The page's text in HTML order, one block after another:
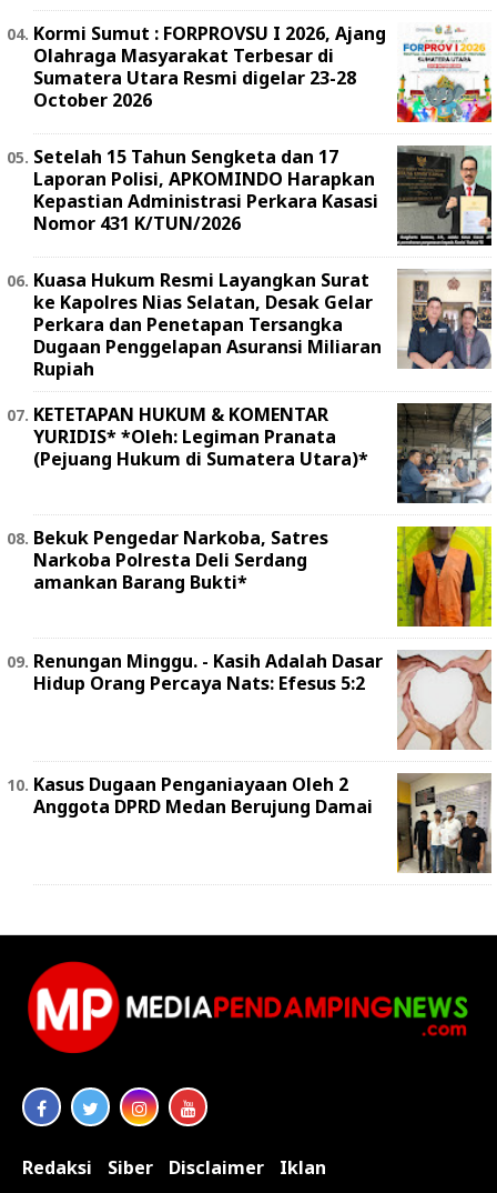
Kormi Sumut : FORPROVSU I 2026, Ajang
Olahraga Masyarakat Terbesar di
Sumatera Utara Resmi digelar 23-28
October 2026
Setelah 15 Tahun Sengketa dan 17
Laporan Polisi, APKOMINDO Harapkan
Kepastian Administrasi Perkara Kasasi
Nomor 431 K/TUN/2026
Kuasa Hukum Resmi Layangkan Surat
ke Kapolres Nias Selatan, Desak Gelar
Perkara dan Penetapan Tersangka
Dugaan Penggelapan Asuransi Miliaran
Rupiah
KETETAPAN HUKUM & KOMENTAR
YURIDIS* *Oleh: Legiman Pranata
(Pejuang Hukum di Sumatera Utara)*
Bekuk Pengedar Narkoba, Satres
Narkoba Polresta Deli Serdang
amankan Barang Bukti*
Renungan Minggu. - Kasih Adalah Dasar
Hidup Orang Percaya Nats: Efesus 5:2
Kasus Dugaan Penganiayaan Oleh 2
Anggota DPRD Medan Berujung Damai
Redaksi Siber Disclaimer Iklan